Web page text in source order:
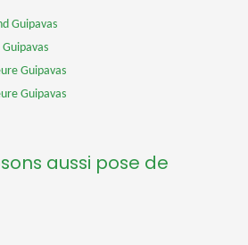
Guipavas
Guipavas
Guipavas
aussi pose de